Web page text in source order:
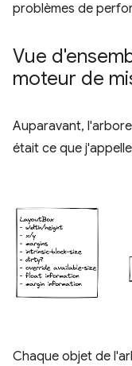
problèmes de
Vue
moteur de
Auparavant,
était ce que
Chaque objet de